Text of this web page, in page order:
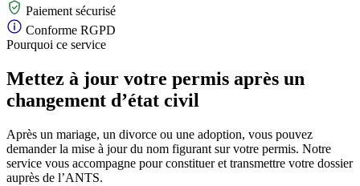
Paiement sécurisé
Conforme RGPD
Pourquoi ce service
Mettez à jour votre permis après un
changement d’état civil
Après un mariage, un divorce ou une adoption, vous pouvez
demander la mise à jour du nom figurant sur votre permis. Notre
service vous accompagne pour constituer et transmettre votre dossier
auprès de l’ANTS.